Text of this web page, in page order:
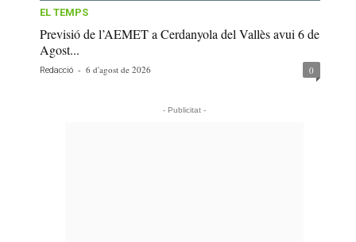
EL TEMPS
Previsió de l’AEMET a Cerdanyola del Vallès avui 6 de
Agost...
Redacció - 6 d'agost de 2026 0
- Publicitat -